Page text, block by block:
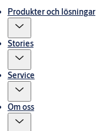
Produkter och lösningar
Stories
Service
Om oss